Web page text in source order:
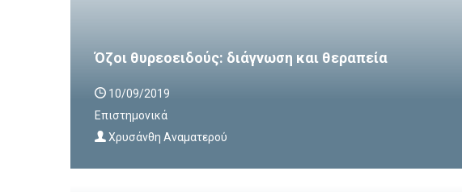
Όζοι θυρεοειδούς: διάγνωση και θεραπεία
10/09/2019
Επιστημονικά
Χρυσάνθη Αναματερού